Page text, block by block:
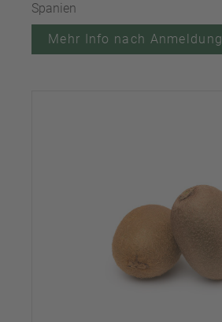
Spanien
Mehr Info nach Anmeldung